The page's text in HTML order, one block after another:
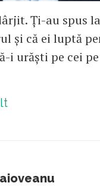
Ți-au spus
și că ei luptă
i urăști pe cei